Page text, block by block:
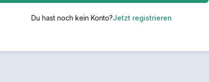
Du hast noch kein Konto?Jetzt registrieren